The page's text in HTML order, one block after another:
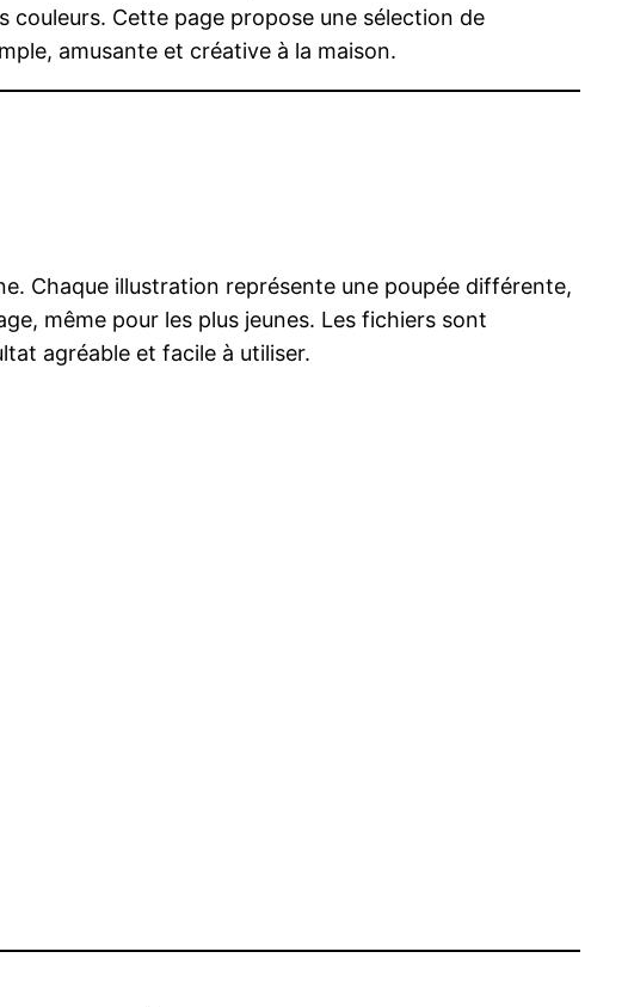
couleurs. Cette page propose une sélection de
amusante et créative à la maison.
Chaque illustration représente une poupée différente,
même pour les plus jeunes. Les fichiers sont
agréable et facile à utiliser.